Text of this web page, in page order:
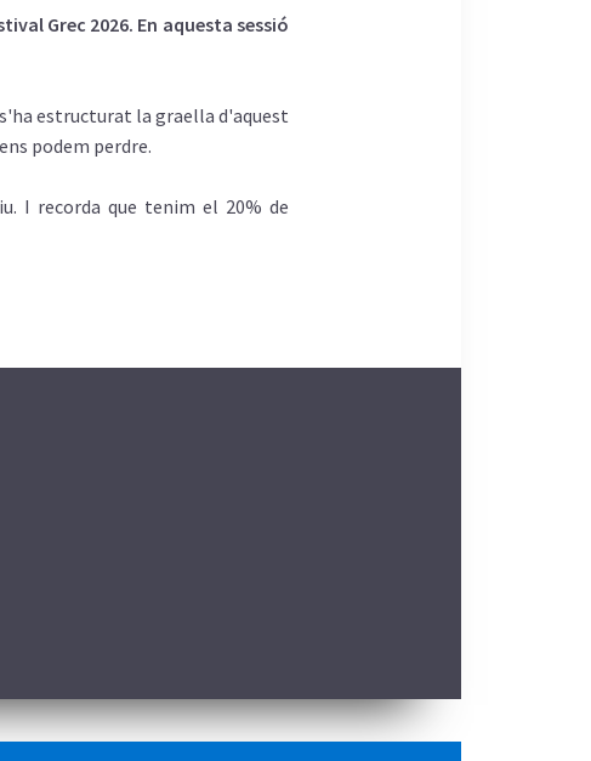
Grec 2026. En aquesta sessió
estructurat la graella d'aquest
podem perdre.
I recorda que tenim el 20% de